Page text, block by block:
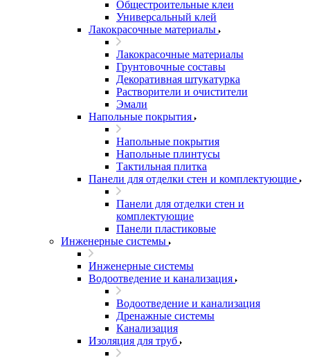
Общестроительные клеи
Универсальный клей
Лакокрасочные материалы
Лакокрасочные материалы
Грунтовочные составы
Декоративная штукатурка
Растворители и очистители
Эмали
Напольные покрытия
Напольные покрытия
Напольные плинтусы
Тактильная плитка
Панели для отделки стен и комплектующие
Панели для отделки стен и
комплектующие
Панели пластиковые
Инженерные системы
Инженерные системы
Водоотведение и канализация
Водоотведение и канализация
Дренажные системы
Канализация
Изоляция для труб